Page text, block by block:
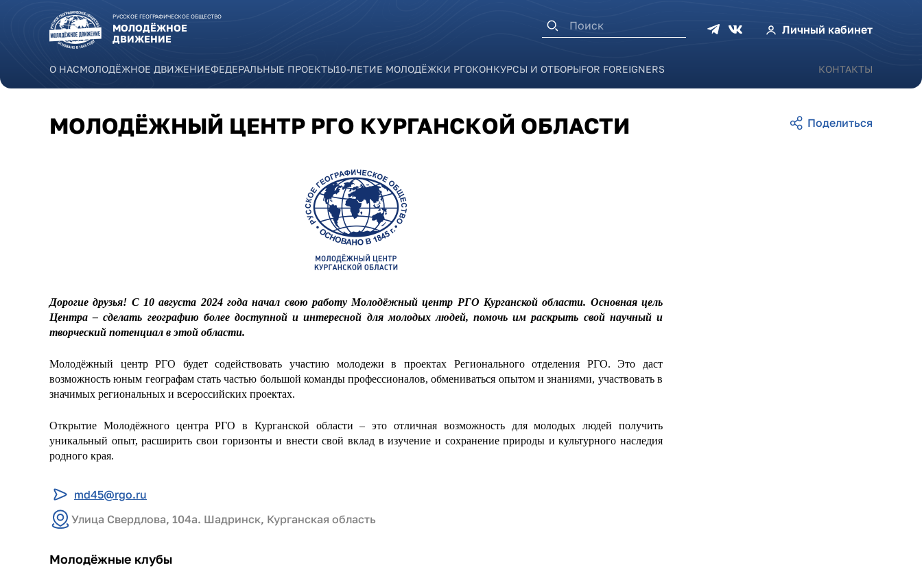
РУССКОЕ ГЕОГРАФИЧЕСКОЕ ОБЩЕСТВО
МОЛОДЁЖНОЕ
ДВИЖЕНИЕ
Личный кабинет
Форма поиска
О НАСМОЛОДЁЖНОЕ ДВИЖЕНИЕФЕДЕРАЛЬНЫЕ ПРОЕКТЫ10-ЛЕТИЕ МОЛОДЁЖКИ РГОКОНКУРСЫ И ОТБОРЫFOR FOREIGNERS КОНТАКТЫ
МОЛОДЁЖНЫЙ ЦЕНТР РГО КУРГАНСКОЙ ОБЛАСТИ
Дорогие друзья! С 10 августа 2024 года начал свою работу Молодёжный центр РГО Курганской области. Основная цель
Центра – сделать географию более доступной и интересной для молодых людей, помочь им раскрыть свой научный и
творческий потенциал в этой области.
Молодёжный центр РГО будет содействовать участию молодежи в проектах Регионального отделения РГО. Это даст
возможность юным географам стать частью большой команды профессионалов, обмениваться опытом и знаниями, участвовать в
значимых региональных и всероссийских проектах.
Открытие Молодёжного центра РГО в Курганской области – это отличная возможность для молодых людей получить
уникальный опыт, расширить свои горизонты и внести свой вклад в изучение и сохранение природы и культурного наследия
родного края.
md45@rgo.ru
Улица Свердлова, 104а. Шадринск, Курганская область
Молодёжные клубы